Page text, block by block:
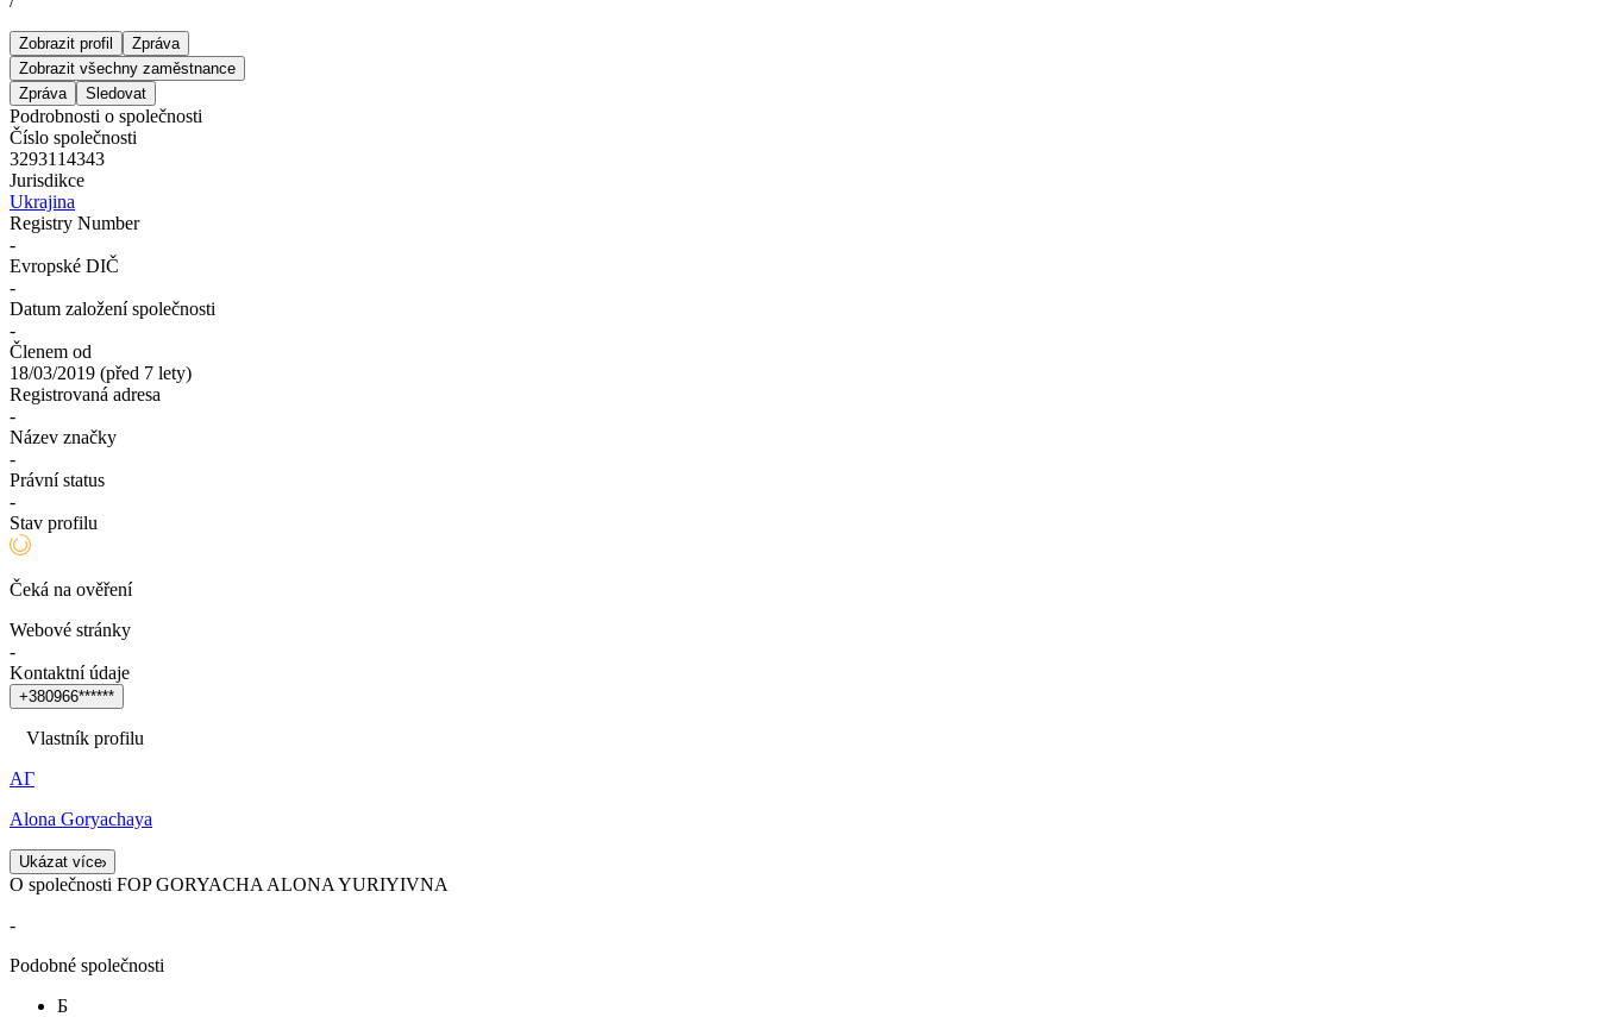
Zobrazit profil
Zpráva
Zobrazit všechny zaměstnance
Zpráva
Sledovat
Podrobnosti o společnosti
Číslo společnosti
‎3293114343
Jurisdikce
Ukrajina
Registry Number
-
Evropské DIČ
-
Datum založení společnosti
-
Členem od
18/03/2019 (před 7 lety)
Registrovaná adresa
-
Název značky
-
Právní status
-
Stav profilu
Čeká na ověření
Webové stránky
-
Kontaktní údaje
+380966******
Vlastník profilu
АГ
Alona Goryachaya
Ukázat více
O společnosti FOP GORYACHA ALONA YURIYIVNA
-
Podobné společnosti
Б